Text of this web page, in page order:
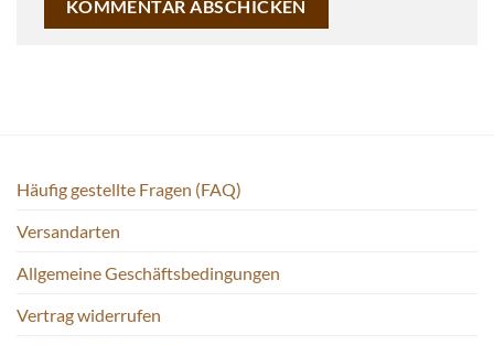
Häufig gestellte Fragen (FAQ)
Versandarten
Allgemeine Geschäftsbedingungen
Vertrag widerrufen